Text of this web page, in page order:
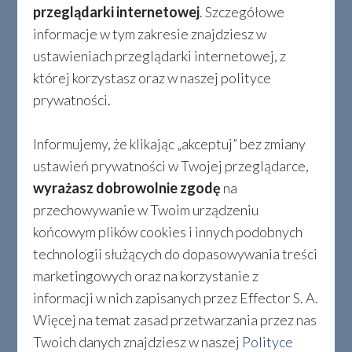
przeglądarki internetowej. Szczegółowe
informacje w tym zakresie znajdziesz w
ustawieniach przeglądarki internetowej, z
której korzystasz oraz w naszej polityce
prywatności.
Informujemy, że klikając „akceptuj” bez zmiany
ustawień prywatności w Twojej przeglądarce,
wyrażasz dobrowolnie zgodę na
przechowywanie w Twoim urządzeniu
końcowym plików cookies i innych podobnych
technologii służących do dopasowywania treści
marketingowych oraz na korzystanie z
informacji w nich zapisanych przez Effector S. A.
Więcej na temat zasad przetwarzania przez nas
Twoich danych znajdziesz w naszej Polityce
czynności związane z weryfikacją
kontrahenta i przedmiotu transakcji –
Spółka stara się dochować należytej
staranności w tym zakresie w celu
ograniczenia ryzyk związanych z
realizowanymi transakcjami,
umowy opiniowane są przez Główną
Księgową odpowiedzialną za
rozliczenia podatkowe Spółki, a
ponadto muszą uzyskać aprobatę
działu prawnego pod względem
formalno-prawnym;
czynności związane z rozliczaniem
poszczególnych podatków i
sporządzaniem deklaracji,
płatności zobowiązań podatkowych,
raportowanie schematów
podatkowych,
zgłaszanie nietypowych sytuacji,